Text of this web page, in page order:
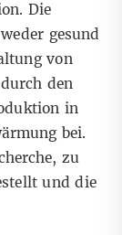
. Die
gesund
von
den
in
bei.
zu
und die